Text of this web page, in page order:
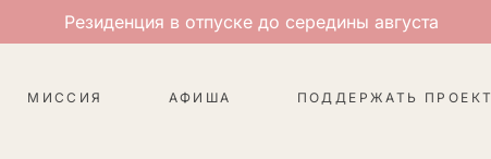
Резиденция в отпуске до середины августа
МИССИЯ АФИША ПОДДЕРЖАТЬ ПРОЕКТ